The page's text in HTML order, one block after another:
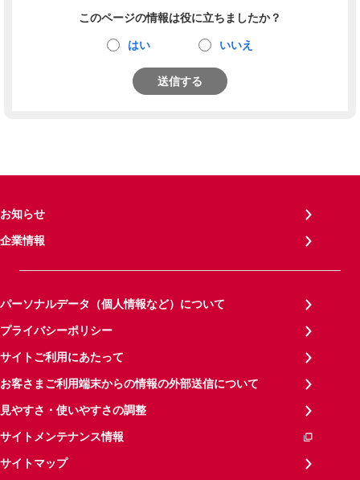
このページの情報は役に立ちましたか？
はい いいえ
送信する
お知らせ
企業情報
パーソナルデータ（個人情報など）について
プライバシーポリシー
サイトご利用にあたって
お客さまご利用端末からの情報の外部送信について
見やすさ・使いやすさの調整
サイトメンテナンス情報
サイトマップ